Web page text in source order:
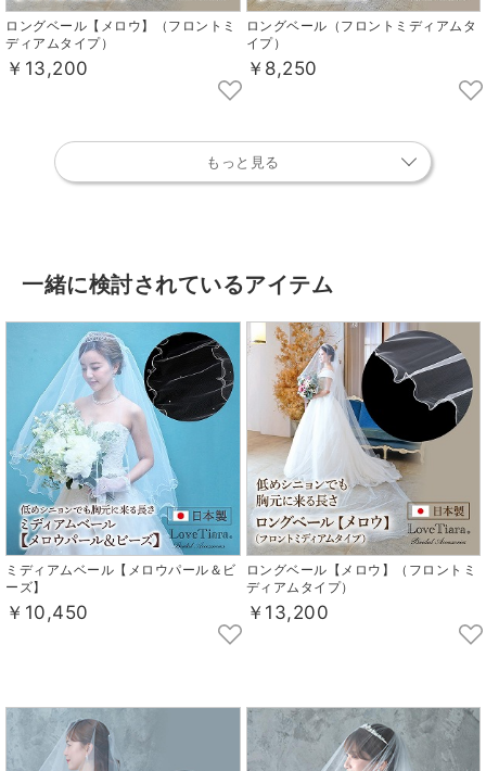
ロングベール【メロウ】（フロントミ
ディアムタイプ）
￥13,200
ロングベール（フロントミディアムタ
イプ）
￥8,250
もっと見る
一緒に検討されているアイテム
ミディアムベール【メロウパール＆ビ
ーズ】
￥10,450
ロングベール【メロウ】（フロントミ
ディアムタイプ）
￥13,200